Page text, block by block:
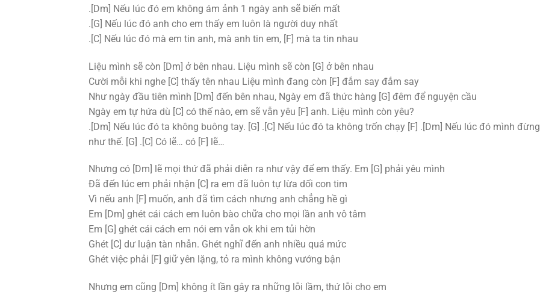
.[Dm] Nếu lúc đó em không ám ảnh 1 ngày anh sẽ biến mất
.[G] Nếu lúc đó anh cho em thấy em luôn là người duy nhất
.[C] Nếu lúc đó mà em tin anh, mà anh tin em, [F] mà ta tin nhau
Liệu mình sẽ còn [Dm] ở bên nhau. Liệu mình sẽ còn [G] ở bên nhau
Cười mỗi khi nghe [C] thấy tên nhau Liệu mình đang còn [F] đắm say đắm say
Như ngày đầu tiên mình [Dm] đến bên nhau, Ngày em đã thức hàng [G] đêm để nguyện cầu
Ngày em tự hứa dù [C] có thế nào, em sẽ vẫn yêu [F] anh. Liệu mình còn yêu?
.[Dm] Nếu lúc đó ta không buông tay. [G] .[C] Nếu lúc đó ta không trốn chạy [F] .[Dm] Nếu lúc đó mình đừng
như thế. [G] .[C] Có lẽ… có [F] lẽ…
Nhưng có [Dm] lẽ mọi thứ đã phải diễn ra như vậy để em thấy. Em [G] phải yêu mình
Đã đến lúc em phải nhận [C] ra em đã luôn tự lừa dối con tim
Vì nếu anh [F] muốn, anh đã tìm cách nhưng anh chẳng hề gì
Em [Dm] ghét cái cách em luôn bào chữa cho mọi lần anh vô tâm
Em [G] ghét cái cách em nói em vẫn ok khi em tủi hờn
Ghét [C] dư luận tàn nhẫn. Ghét nghĩ đến anh nhiều quá mức
Ghét việc phải [F] giữ yên lặng, tỏ ra mình không vướng bận
Nhưng em cũng [Dm] không ít lần gây ra những lỗi lầm, thứ lỗi cho em